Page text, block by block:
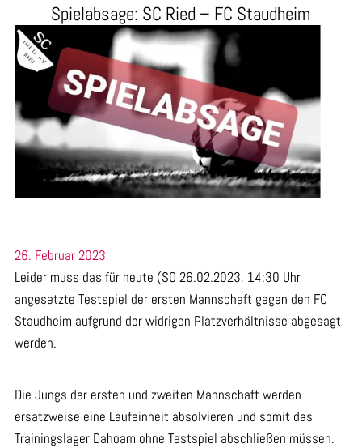
Spielabsage: SC Ried – FC Staudheim
26. Februar 2023
Leider muss das für heute (SO 26.02.2023, 14:30 Uhr
angesetzte Testspiel der ersten Mannschaft gegen den FC
Staudheim aufgrund der widrigen Platzverhältnisse abgesagt
werden.
Die Jungs der ersten und zweiten Mannschaft werden
ersatzweise eine Laufeinheit absolvieren und somit das
Trainingslager Dahoam ohne Testspiel abschließen müssen.